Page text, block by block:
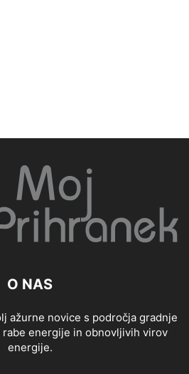
O NAS
ažurne novice s področja gradnje
energije in obnovljivih virov
energije.